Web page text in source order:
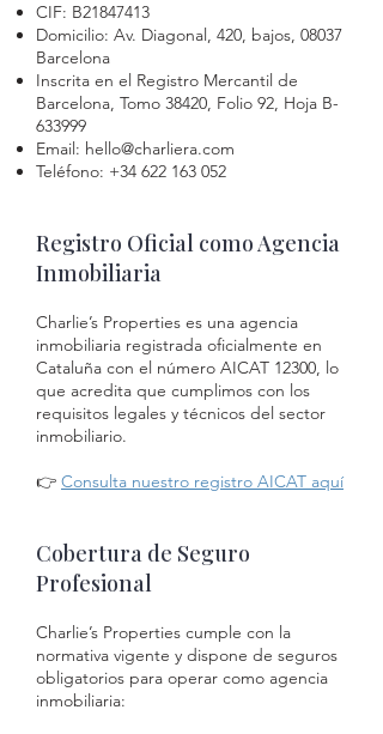
CIF: B21847413
Domicilio: Av. Diagonal, 420, bajos, 08037
Barcelona
Inscrita en el Registro Mercantil de
Barcelona, Tomo 38420, Folio 92, Hoja B-
633999
Email: hello@charliera.com
Teléfono: +34 622 163 052
Registro Oficial como Agencia
Inmobiliaria
Charlie’s Properties es una agencia
inmobiliaria registrada oficialmente en
Cataluña con el número AICAT 12300, lo
que acredita que cumplimos con los
requisitos legales y técnicos del sector
inmobiliario.
👉 Consulta nuestro registro AICAT aquí
Cobertura de Seguro
Profesional
Charlie’s Properties cumple con la
normativa vigente y dispone de seguros
obligatorios para operar como agencia
inmobiliaria: